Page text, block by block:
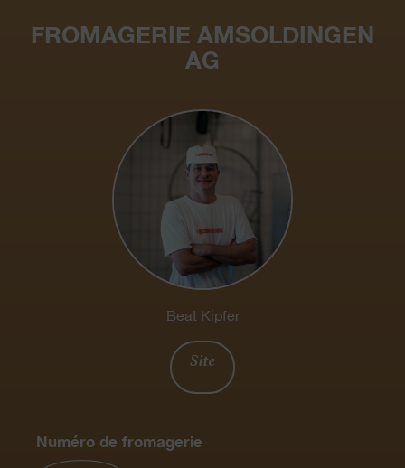
FROMAGERIE AMSOLDINGEN
AG
Beat Kipfer
Site
Numéro de fromagerie